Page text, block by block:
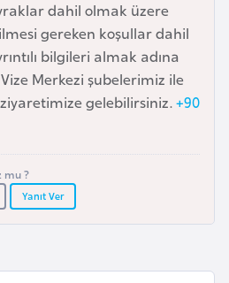
dahil olmak üzere
gereken koşullar dahil
bilgileri almak adına
Merkezi şubelerimiz ile
gelebilirsiniz.+90
mu ?
Yanıt Ver